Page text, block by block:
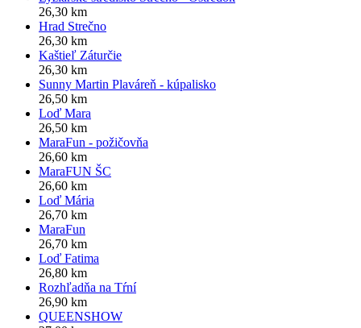
26,30 km
Hrad Strečno
26,30 km
Kaštieľ Záturčie
26,30 km
Sunny Martin Plaváreň - kúpalisko
26,50 km
Loď Mara
26,50 km
MaraFun - požičovňa
26,60 km
MaraFUN ŠC
26,60 km
Loď Mária
26,70 km
MaraFun
26,70 km
Loď Fatima
26,80 km
Rozhľadňa na Tŕní
26,90 km
QUEENSHOW